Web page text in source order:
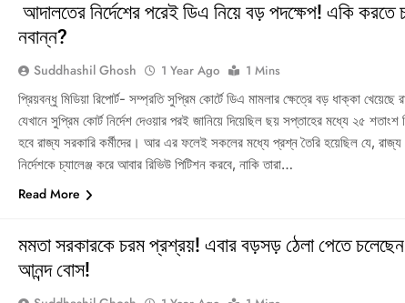
আদালতের নির্দেশের পরেই ডিএ নিয়ে বড় পদক্ষেপ! একি করতে
নবান্ন?
Suddhashil Ghosh 1 Year Ago
1 Mins
প্রিয়বন্ধু মিডিয়া রিপোর্ট- সম্প্রতি সুপ্রিম কোর্টে ডিএ মামলার ক্ষেত্রে বড় ধাক্কা খেয়েছে
যেখানে সুপ্রিম কোর্ট নির্দেশ দেওয়ার পরই জানিয়ে দিয়েছিল ছয় সপ্তাহের মধ্যে ২৫ শতাংশ
হবে রাজ্য সরকারি কর্মীদের। আর এর ফলেই সকলের মধ্যে প্রশ্ন তৈরি হয়েছিল যে,
নির্দেশকে চ্যালেঞ্জ করে আবার রিভিউ পিটিশন করবে, নাকি তারা…
Read More
মমতা সরকারকে চরম প্রশ্রয়! এবার বড়সড় ঠেলা পেতে চলেছেন
আনন্দ বোস!